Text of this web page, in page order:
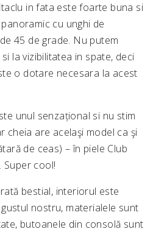
in fata este foarte buna si
cu unghi de
45 de grade. Nu putem
la vizibilitatea in spate, deci
o dotare necesara la acest
unul senzațional si nu stim
cheia are acelaşi model ca şi
de ceas) – în piele Club
Super cool!
bestial, interiorul este
nostru, materialele sunt
butoanele din consolă sunt